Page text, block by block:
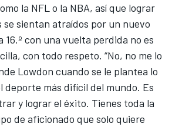
la NFL o la NBA, así que lograr
se sientan atraídos por un nuevo
con una vuelta perdida no es
con todo respeto. “No, no me lo
Lowdon cuando se le plantea lo
deporte más difícil del mundo. Es
y lograr el éxito. Tienes toda la
de aficionado que solo quiere